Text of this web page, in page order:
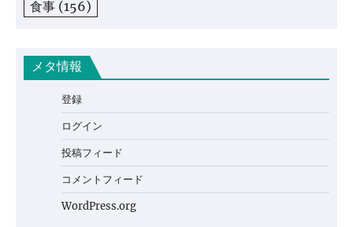
食事 (156)
メタ情報
登録
ログイン
投稿フィード
コメントフィード
WordPress.org